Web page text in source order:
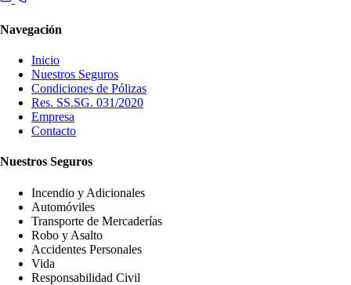
Navegación
Inicio
Nuestros Seguros
Condiciones de Pólizas
Res. SS.SG. 031/2020
Empresa
Contacto
Nuestros Seguros
Incendio y Adicionales
Automóviles
Transporte de Mercaderías
Robo y Asalto
Accidentes Personales
Vida
Responsabilidad Civil